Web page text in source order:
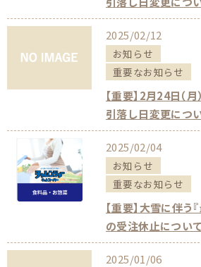
2025/02/12
お知らせ
重要なお知らせ
【重要】2月24日（
引落し日変更につ
2025/02/04
お知らせ
重要なお知らせ
【重要】大雪に伴う
の受注休止につい
2025/01/06